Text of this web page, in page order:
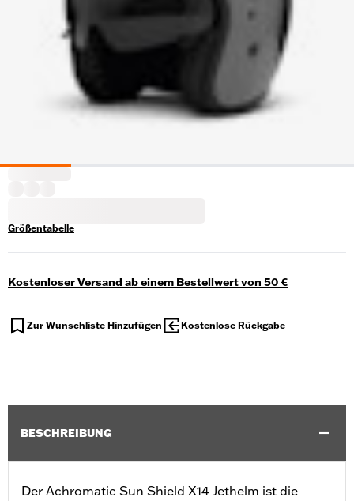
Größentabelle
Kostenloser Versand ab einem Bestellwert von 50 €
Zur Wunschliste Hinzufügen Kostenlose Rückgabe
BESCHREIBUNG
Der Achromatic Sun Shield X14 Jethelm ist die